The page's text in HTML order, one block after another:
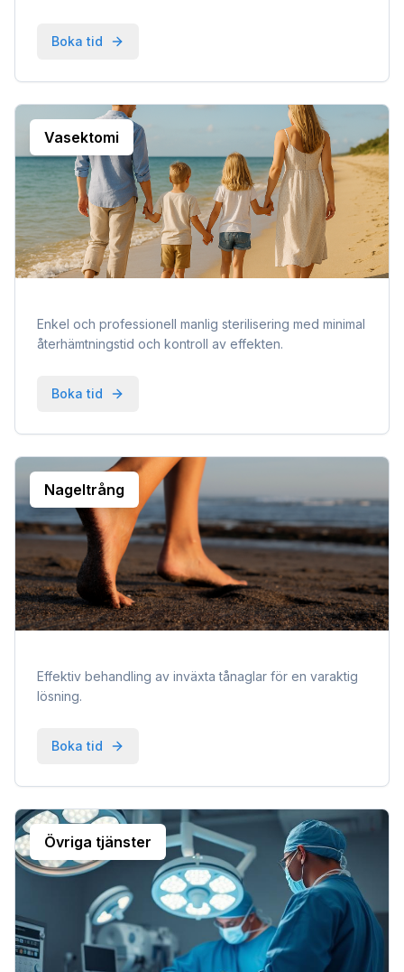
Boka tid
Vasektomi
Enkel och professionell manlig sterilisering med minimal
återhämtningstid och kontroll av effekten.
Boka tid
Nageltrång
Effektiv behandling av inväxta tånaglar för en varaktig
lösning.
Boka tid
Övriga tjänster